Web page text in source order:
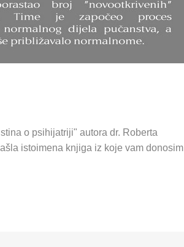
o psihijatriji" autora dr. Roberta
istoimena knjiga iz koje vam donosim